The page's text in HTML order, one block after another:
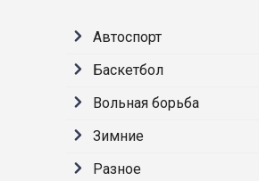
Автоспорт
Баскетбол
Вольная борьба
Зимние
Разное